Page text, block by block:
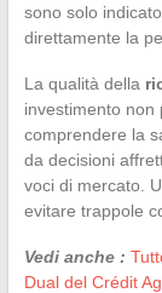
sono solo
direttamente la
La qualità della
investimento non
comprendere la
da decisioni
voci di mercato.
evitare trappole
Vedi anche :
Dual del Crédit